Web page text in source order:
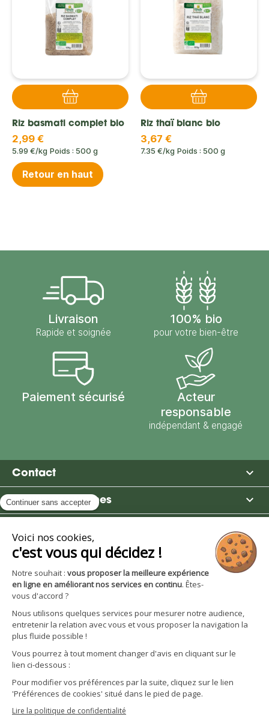
Riz basmati complet bio
2,99 €
5.99 €/kg Poids : 500 g
Riz thaï blanc bio
3,67 €
7.35 €/kg Poids : 500 g
Retour en haut
Livraison
Rapide et soignée
100% bio
pour votre bien-être
Paiement sécurisé
Acteur
responsable
indépendant & engagé
Contact 
Moulin des Moines 
Avantages et services 